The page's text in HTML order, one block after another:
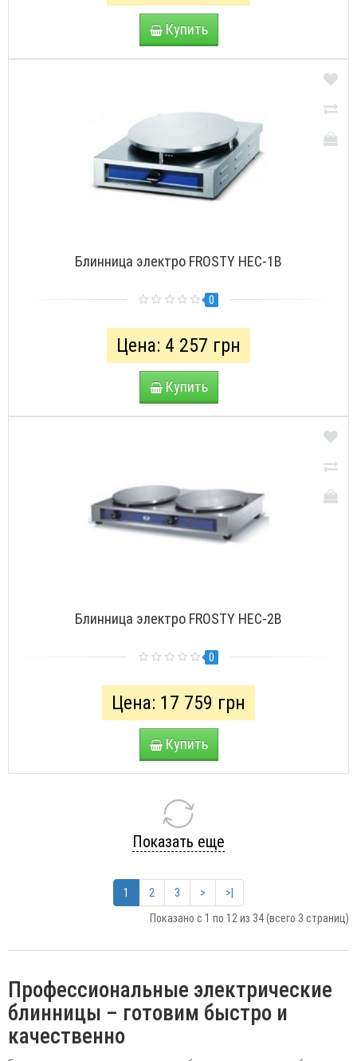
Купить
Блинница электро FROSTY HEC-1B
0
Цена: 4 257 грн
Купить
Блинница электро FROSTY HEC-2B
0
Цена: 17 759 грн
Купить
Показать еще
1 2 3 >
>|
Показано с 1 по 12 из 34 (всего 3 страниц)
Профессиональные электрические
блинницы – готовим быстро и
качественно